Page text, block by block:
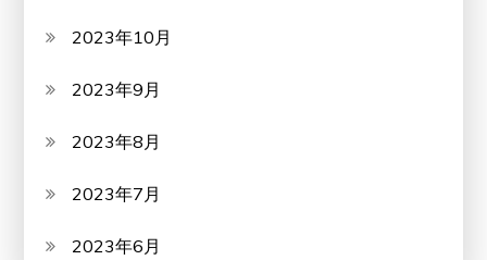
2023年10月
2023年9月
2023年8月
2023年7月
2023年6月